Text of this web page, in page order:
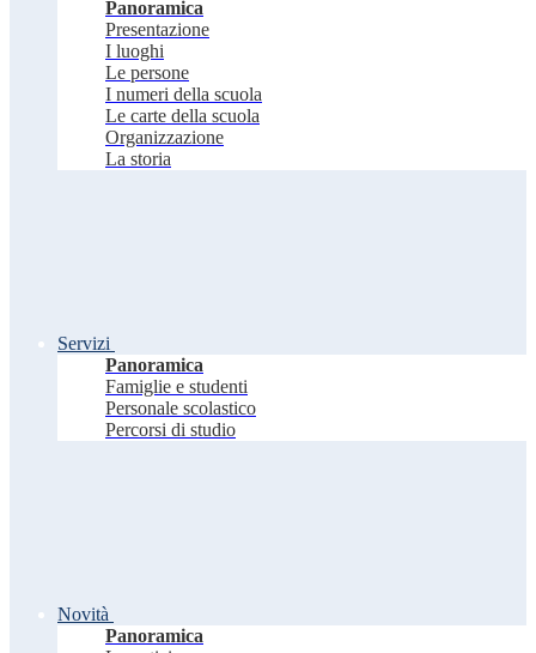
Panoramica
Presentazione
I luoghi
Le persone
I numeri della scuola
Le carte della scuola
Organizzazione
La storia
Servizi
Panoramica
Famiglie e studenti
Personale scolastico
Percorsi di studio
Novità
Panoramica